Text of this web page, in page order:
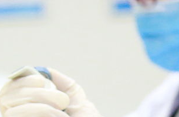
研究生培养
博士后
人才引进